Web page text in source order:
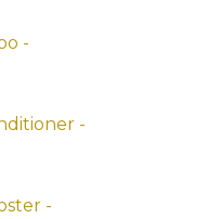
-
-
-